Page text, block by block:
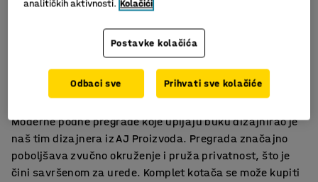
Učinkovito upijanje buke
Komplet s postoljem
Elegantan i moderan dizajn
Moderne podne pregrade koje upijaju buku dizajnirao je
naš tim dizajnera iz AJ Proizvoda. Pregrada značajno
poboljšava zvučno okruženje i pruža privatnost, što je
čini savršenom za urede. Komplet kotača se može kupiti
analitičkih aktivnosti. Kolačići
Postavke kolačića
Odbaci sve Prihvati sve kolačiće